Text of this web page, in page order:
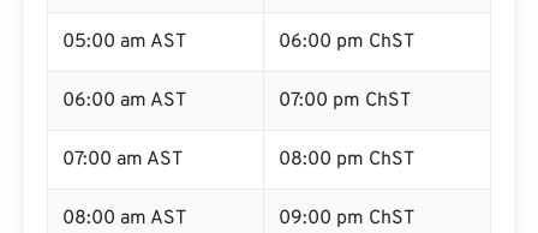
05:00 am AST 06:00 pm ChST
06:00 am AST 07:00 pm ChST
07:00 am AST 08:00 pm ChST
08:00 am AST 09:00 pm ChST